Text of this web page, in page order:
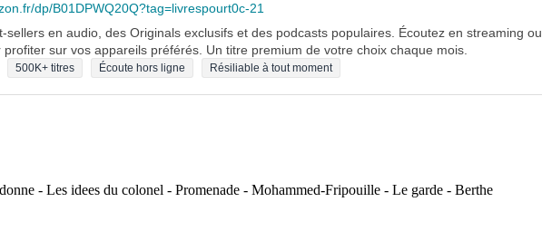
dp/B01DPWQ20Q?tag=livrespourt0c-21
sellers en audio, des Originals exclusifs et des podcasts populaires. Écoutez en streaming ou
sur vos appareils préférés. Un titre premium de votre choix chaque mois.
500K+ titres Écoute hors ligne Résiliable à tout moment
- Les idees du colonel - Promenade - Mohammed-Fripouille - Le garde - Berthe